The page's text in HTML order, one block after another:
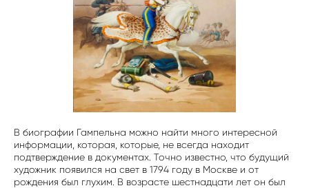
В биографии Гампельна можно найти много интересной
информации, которая, которые, не всегда находит
подтверждение в документах. Точно известно, что будущий
художник появился на свет в 1794 году в Москве и от
рождения был глухим. В возрасте шестнадцати лет он был